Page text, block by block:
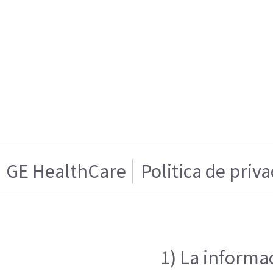
GE HealthCare Politica de
1) La